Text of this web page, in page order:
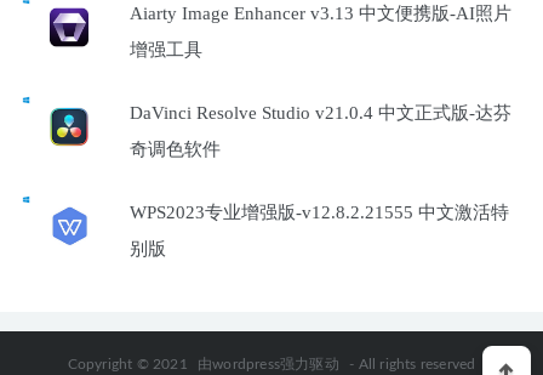
Aiarty Image Enhancer v3.13 中文便携版-AI照片
增强工具
DaVinci Resolve Studio v21.0.4 中文正式版-达芬
奇调色软件
WPS2023专业增强版-v12.8.2.21555 中文激活特
别版
Copyright © 2021 由wordpress强力驱动 - All rights reserved